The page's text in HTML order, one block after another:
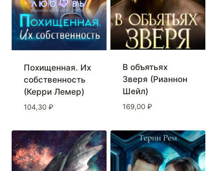
Похищенная. Их
собственность
(Керри Лемер)
104,30 ₽
В объятьях
Зверя (Рианнон
Шейл)
169,00 ₽